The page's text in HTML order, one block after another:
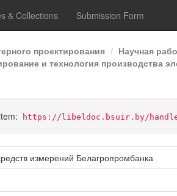
& Collections Submission Form
проектирования
Научная
и технология производства
https://libeldoc.bsuir.by/handle/
измерений Белагропромбанка